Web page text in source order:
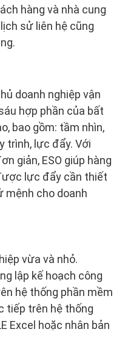
hàng và nhà cung
sử liên hệ cũng
doanh nghiệp vận
hợp phần của bất
bao gồm: tầm nhìn,
trình, lực đẩy. Với
giản, ESO giúp hàng
lực đẩy cần thiết
mệnh cho doanh
vừa và nhỏ.
lập kế hoạch công
hệ thống phần mềm
tiếp trên hệ thống
Excel hoặc nhân bản